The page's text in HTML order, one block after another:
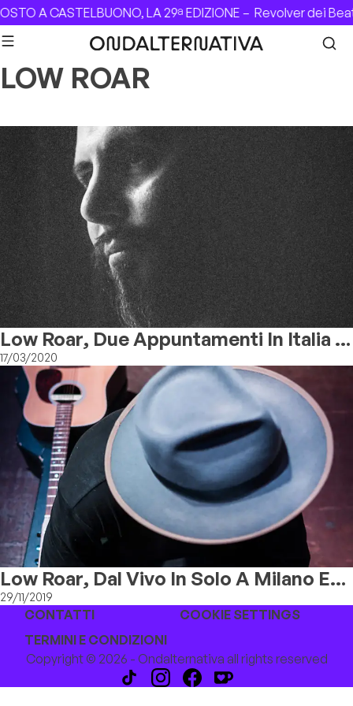
Skip to content
A CASTELBUONO, LA 29ª EDIZIONE –Revolver dei
LOW ROAR
Low Roar, Due Appuntamenti In Italia A
Giugno
17/03/2020
Low Roar, Dal Vivo In Solo A Milano E
Bologna
29/11/2019
CONTATTI
COOKIE SETTINGS
TERMINI E CONDIZIONI
Copyright © 2026 - Ondalternativa all rights reserved